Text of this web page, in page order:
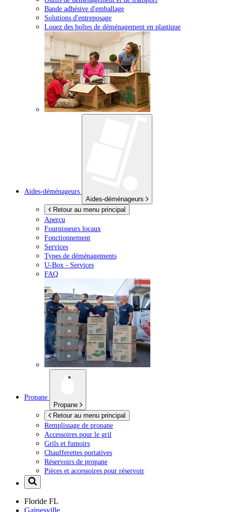
Bande adhésive d'emballage
Solutions d'entreposage
Louez des boîtes de déménagement en plastique
Aides-déménageurs
Aides-déménageurs
Retour au menu principal
Aperçu
Fournisseurs locaux
Fonctionnement
Services
Types de déménagements
U-Box - Services
FAQ
Propane
Propane
Retour au menu principal
Remplissage de propane
Accessoires pour le gril
Grils et fumoirs
Chaufferettes portatives
Réservoirs de propane
Pièces et accessoires pour réservoir
Floride FL
Gainesville